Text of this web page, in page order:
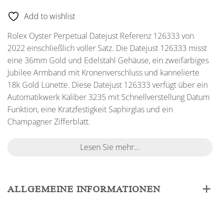
Add to wishlist
Rolex Oyster Perpetual Datejust Referenz 126333 von
2022 einschließlich voller Satz. Die Datejust 126333 misst
eine 36mm Gold und Edelstahl Gehäuse, ein zweifarbiges
Jubilee Armband mit Kronenverschluss und kannelierte
18k Gold Lünette. Diese Datejust 126333 verfügt über ein
Automatikwerk Kaliber 3235 mit Schnellverstellung Datum
Funktion, eine Kratzfestigkeit Saphirglas und ein
Champagner Zifferblatt.
Lesen Sie mehr...
ALLGEMEINE INFORMATIONEN